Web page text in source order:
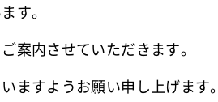
す。
案内させていただきます。
ますようお願い申し上げます。